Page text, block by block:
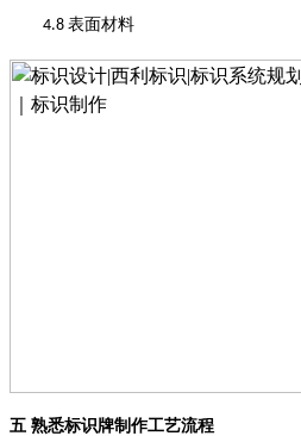
4.8 表面材料
五 熟悉标识牌制作工艺流程